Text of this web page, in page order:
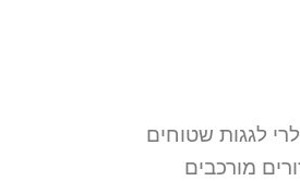
לגגות שטוחים
מורכבים